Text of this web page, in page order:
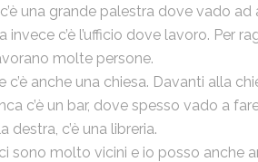
una grande palestra dove vado
invece c’è l’ufficio dove lavoro. Per
molte persone.
c’è anche una chiesa. Davanti alla
c’è un bar, dove spesso vado a
destra, c’è una libreria.
sono molto vicini e io posso anche